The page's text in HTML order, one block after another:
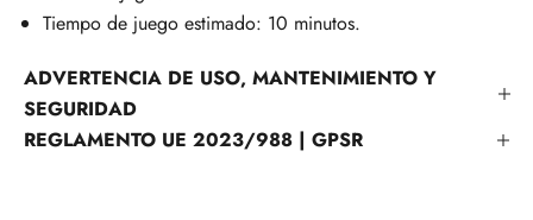
Tiempo de juego estimado: 10 minutos.
ADVERTENCIA DE USO, MANTENIMIENTO Y
SEGURIDAD
REGLAMENTO UE 2023/988 | GPSR